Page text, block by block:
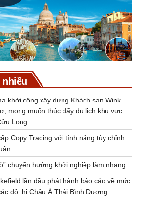
khởi công xây dựng Khách sạn Wink
mong muốn thúc đẩy du lịch khu vực
Long
Copy Trading với tính năng tùy chỉnh
chuyển hướng khởi nghiệp làm nhang
lần đầu phát hành báo cáo về mức
đô thị Châu Á Thái Bình Dương